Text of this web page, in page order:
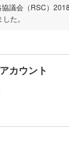
議会（RSC）
た。
カウント